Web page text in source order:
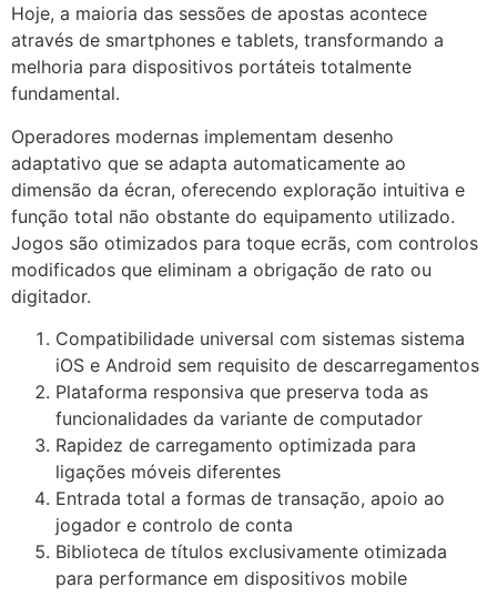
Hoje, a maioria das sessões de apostas acontece
através de smartphones e tablets, transformando a
melhoria para dispositivos portáteis totalmente
fundamental.
Operadores modernas implementam desenho
adaptativo que se adapta automaticamente ao
dimensão da écran, oferecendo exploração intuitiva e
função total não obstante do equipamento utilizado.
Jogos são otimizados para toque ecrãs, com controlos
modificados que eliminam a obrigação de rato ou
digitador.
Compatibilidade universal com sistemas sistema
iOS e Android sem requisito de descarregamentos
Plataforma responsiva que preserva toda as
funcionalidades da variante de computador
Rapidez de carregamento optimizada para
ligações móveis diferentes
Entrada total a formas de transação, apoio ao
jogador e controlo de conta
Biblioteca de títulos exclusivamente otimizada
para performance em dispositivos mobile